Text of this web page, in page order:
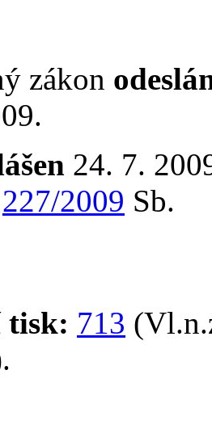
zákon
24. 7.
227/2009 Sb.
tisk: 713